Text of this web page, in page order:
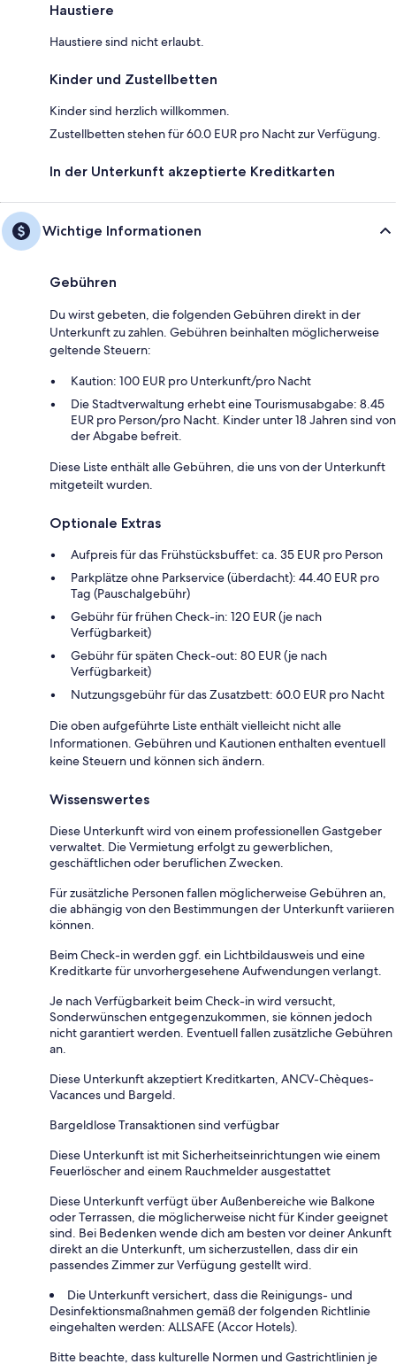
Haustiere
Haustiere sind nicht erlaubt.
Kinder und Zustellbetten
Kinder sind herzlich willkommen.
Zustellbetten stehen für 60.0 EUR pro Nacht zur Verfügung.
In der Unterkunft akzeptierte Kreditkarten
Wichtige Informationen
Gebühren
Du wirst gebeten, die folgenden Gebühren direkt in der
Unterkunft zu zahlen. Gebühren beinhalten möglicherweise
geltende Steuern:
Kaution: 100 EUR pro Unterkunft/pro Nacht
Die Stadtverwaltung erhebt eine Tourismusabgabe: 8.45
EUR pro Person/pro Nacht. Kinder unter 18 Jahren sind von
der Abgabe befreit.
Diese Liste enthält alle Gebühren, die uns von der Unterkunft
mitgeteilt wurden.
Optionale Extras
Aufpreis für das Frühstücksbuffet: ca. 35 EUR pro Person
Parkplätze ohne Parkservice (überdacht): 44.40 EUR pro
Tag (Pauschalgebühr)
Gebühr für frühen Check-in: 120 EUR (je nach
Verfügbarkeit)
Gebühr für späten Check-out: 80 EUR (je nach
Verfügbarkeit)
Nutzungsgebühr für das Zusatzbett: 60.0 EUR pro Nacht
Die oben aufgeführte Liste enthält vielleicht nicht alle
Informationen. Gebühren und Kautionen enthalten eventuell
keine Steuern und können sich ändern.
Wissenswertes
Diese Unterkunft wird von einem professionellen Gastgeber
verwaltet. Die Vermietung erfolgt zu gewerblichen,
geschäftlichen oder beruflichen Zwecken.
Für zusätzliche Personen fallen möglicherweise Gebühren an,
die abhängig von den Bestimmungen der Unterkunft variieren
können.
Beim Check-in werden ggf. ein Lichtbildausweis und eine
Kreditkarte für unvorhergesehene Aufwendungen verlangt.
Je nach Verfügbarkeit beim Check-in wird versucht,
Sonderwünschen entgegenzukommen, sie können jedoch
nicht garantiert werden. Eventuell fallen zusätzliche Gebühren
an.
Diese Unterkunft akzeptiert Kreditkarten, ANCV-Chèques-
Vacances und Bargeld.
Bargeldlose Transaktionen sind verfügbar
Diese Unterkunft ist mit Sicherheitseinrichtungen wie einem
Feuerlöscher and einem Rauchmelder ausgestattet
Diese Unterkunft verfügt über Außenbereiche wie Balkone
oder Terrassen, die möglicherweise nicht für Kinder geeignet
sind. Bei Bedenken wende dich am besten vor deiner Ankunft
direkt an die Unterkunft, um sicherzustellen, dass dir ein
passendes Zimmer zur Verfügung gestellt wird.
Die Unterkunft versichert, dass die Reinigungs- und
Desinfektionsmaßnahmen gemäß der folgenden Richtlinie
eingehalten werden: ALLSAFE (Accor Hotels).
Bitte beachte, dass kulturelle Normen und Gastrichtlinien je